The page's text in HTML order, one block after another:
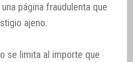
página fraudulenta que
ajeno.
se limita al importe que